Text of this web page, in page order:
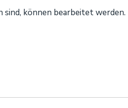
sind, können bearbeitet werden.